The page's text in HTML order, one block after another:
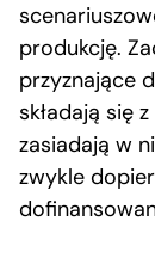
produkcję.
przyznające
składają się
zasiadają w
zwykle